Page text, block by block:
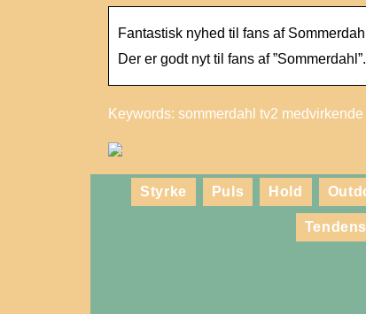
Fantastisk nyhed til fans af
Der er godt nyt til fans af
Keywords: sommerdahl tv2 medvirkende
Styrke Puls Hold